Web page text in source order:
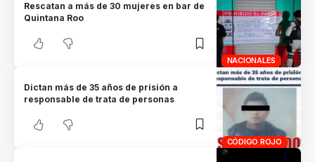
NACIONALES
Rescatan a más de 30 mujeres en bar de
Quintana Roo
CÓDIGO ROJO
Dictan más de 35 años de prisión a
responsable de trata de personas